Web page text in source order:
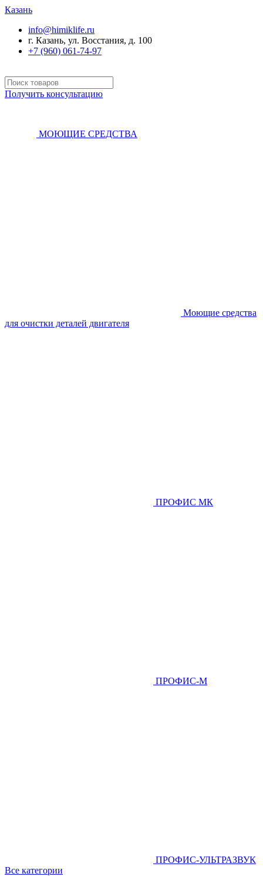
Казань
info@himiklife.ru
г. Казань, ул. Восстания, д. 100
+7 (960) 061-74-97
Получить консультацию
МОЮЩИЕ СРЕДСТВА
Моющие средства
для очистки деталей двигателя
ПРОФИС МК
ПРОФИС-М
ПРОФИС-УЛЬТРАЗВУК
Все категории